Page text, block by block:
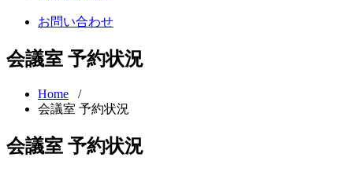
お問い合わせ
会議室 予約状況
Home /
会議室 予約状況
会議室 予約状況